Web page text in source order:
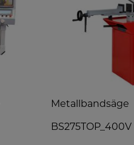
Metallbandsäge
BS275TOP_400V